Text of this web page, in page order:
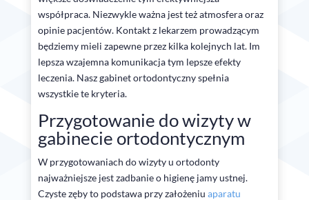
współpraca. Niezwykle ważna jest też atmosfera oraz
opinie pacjentów. Kontakt z lekarzem prowadzącym
będziemy mieli zapewne przez kilka kolejnych lat. Im
lepsza wzajemna komunikacja tym lepsze efekty
leczenia. Nasz gabinet ortodontyczny spełnia
wszystkie te kryteria.
Przygotowanie do wizyty w
gabinecie ortodontycznym
W przygotowaniach do wizyty u ortodonty
najważniejsze jest zadbanie o higienę jamy ustnej.
Czyste zęby to podstawa przy założeniu aparatu